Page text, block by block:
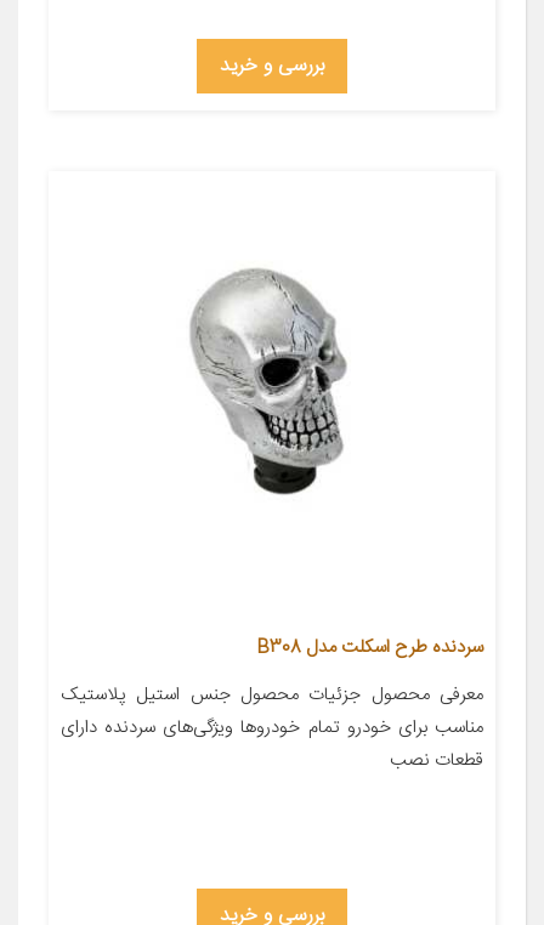
بررسی و خرید
سردنده طرح اسکلت مدل B308
معرفی محصول جزئیات محصول جنس استیل پلاستیک
مناسب برای خودرو تمام خودروها ویژگی‌های سردنده دارای
قطعات نصب
بررسی و خرید